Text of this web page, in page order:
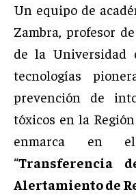
Un equipo de
Zambra, profesor
de la Universidad
tecnologías
prevención de
tóxicos en la
enmarca en el
“Transferencia
Alertamiento de